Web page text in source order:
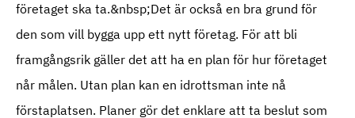
företaget ska ta.&nbsp;Det är också en bra grund för
den som vill bygga upp ett nytt företag. För att bli
framgångsrik gäller det att ha en plan för hur företaget
når målen. Utan plan kan en idrottsman inte nå
förstaplatsen. Planer gör det enklare att ta beslut som